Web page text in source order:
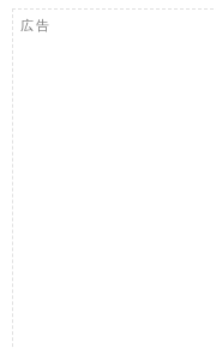
広告